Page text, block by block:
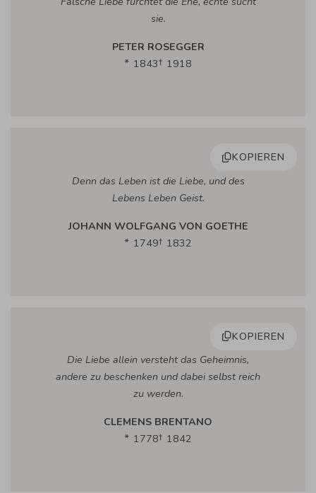
sie.
PETER ROSEGGER
1843
1918
KOPIEREN
Denn das Leben ist die Liebe, und des
Lebens Leben Geist.
JOHANN WOLFGANG VON GOETHE
1749
1832
KOPIEREN
Die Liebe allein versteht das Geheimnis,
andere zu beschenken und dabei selbst reich
zu werden.
CLEMENS BRENTANO
1778
1842